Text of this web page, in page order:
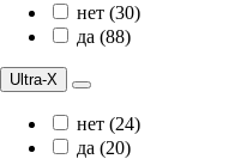
нет (30)
да (88)
Ultra-X
нет (24)
да (20)